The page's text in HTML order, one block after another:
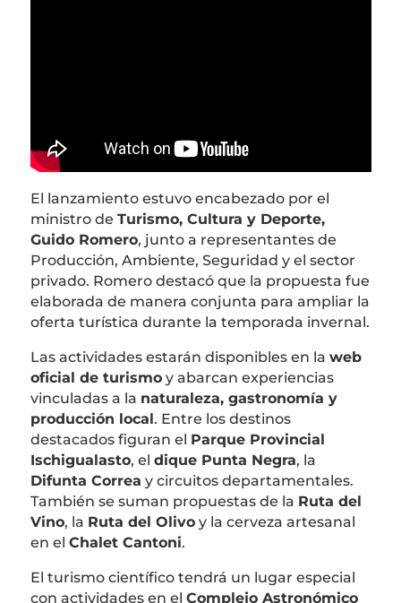
El lanzamiento estuvo encabezado por el
ministro de Turismo, Cultura y Deporte,
Guido Romero, junto a representantes de
Producción, Ambiente, Seguridad y el sector
privado. Romero destacó que la propuesta fue
elaborada de manera conjunta para ampliar la
oferta turística durante la temporada invernal.
Las actividades estarán disponibles en la web
oficial de turismoy abarcan experiencias
vinculadas a la naturaleza, gastronomía y
producción local. Entre los destinos
destacados figuran el Parque Provincial
Ischigualasto, el dique Punta Negra, la
Difunta Correa y circuitos departamentales.
También se suman propuestas de la Ruta del
Vino, la Ruta del Olivoy la cerveza artesanal
en el Chalet Cantoni.
El turismo científico tendrá un lugar especial
con actividades en el Complejo Astronómico